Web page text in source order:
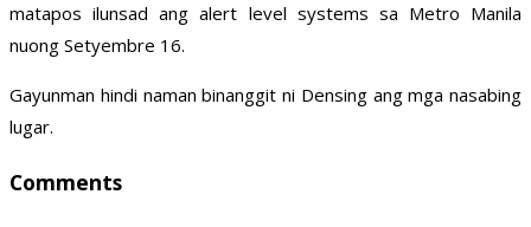
matapos ilunsad ang alert level systems sa Metro Manila
nuong Setyembre 16.
Gayunman hindi naman binanggit ni Densing ang mga nasabing
lugar.
Comments